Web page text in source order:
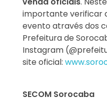
importante verificar
evento através dos
Prefeitura de
Instagram
site oficial:
SECOM Sorocaba